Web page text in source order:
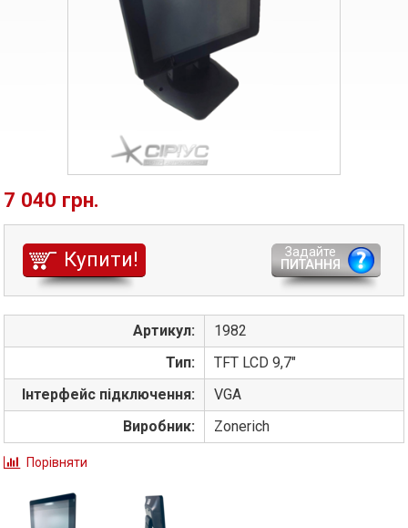
7 040 грн.
Купити!
Задайте
ПИТАННЯ
Артикул:
1982
Тип:
TFT LCD 9,7"
Інтерфейс підключення:
VGA
Виробник:
Zonerich
Порівняти